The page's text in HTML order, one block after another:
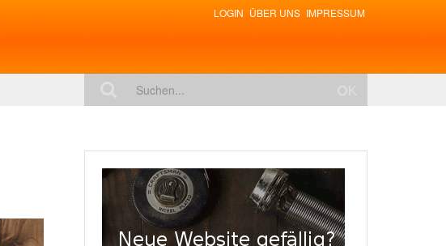
LOGIN ÜBER UNS IMPRESSUM